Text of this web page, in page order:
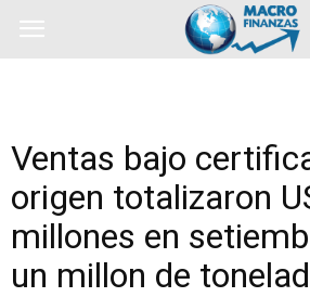
Ventas bajo
origen totalizaron
millones en
un millon de